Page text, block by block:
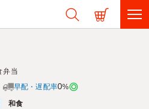
弁当
早配・遅配率0%
和食